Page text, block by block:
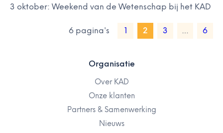
3 oktober: Weekend van de Wetenschap bij het KAD
6 pagina's 1 2 3 … 6
Organisatie
Over KAD
Onze klanten
Partners & Samenwerking
Nieuws